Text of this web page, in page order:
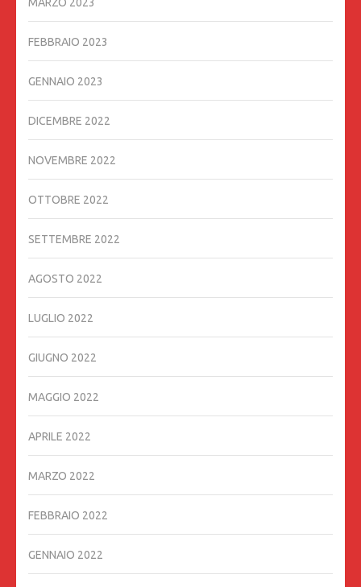
MARZO 2023
FEBBRAIO 2023
GENNAIO 2023
DICEMBRE 2022
NOVEMBRE 2022
OTTOBRE 2022
SETTEMBRE 2022
AGOSTO 2022
LUGLIO 2022
GIUGNO 2022
MAGGIO 2022
APRILE 2022
MARZO 2022
FEBBRAIO 2022
GENNAIO 2022